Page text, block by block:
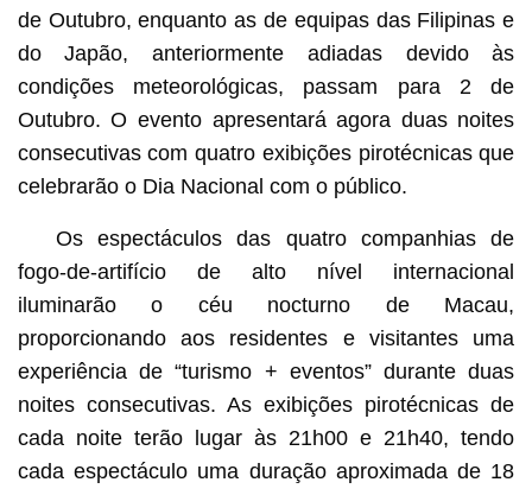
de Outubro, enquanto as de equipas das Filipinas e
do Japão, anteriormente adiadas devido às
condições meteorológicas, passam para 2 de
Outubro. O evento apresentará agora duas noites
consecutivas com quatro exibições pirotécnicas que
celebrarão o Dia Nacional com o público.
Os espectáculos das quatro companhias de
fogo-de-artifício de alto nível internacional
iluminarão o céu nocturno de Macau,
proporcionando aos residentes e visitantes uma
experiência de “turismo + eventos” durante duas
noites consecutivas. As exibições pirotécnicas de
cada noite terão lugar às 21h00 e 21h40, tendo
cada espectáculo uma duração aproximada de 18